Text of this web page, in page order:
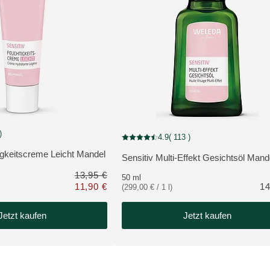
Leicht Mandel
4.8 von 5 Sternen bewertet von 71 Kunden
13,95 €
11,90 €
kaufen
MEHR ZUM PRODUKT:
Sensitiv Multi-Effekt Gesichtsöl
Aktuelle Bewertung: 4.9 von 5 Sternen
4.9( 113 )
50 ml
(299,00 € / 1 l)
Jetzt kaufen